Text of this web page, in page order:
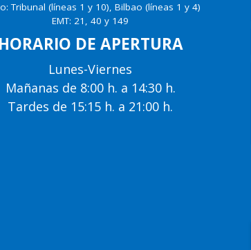
Tribunal (líneas 1 y 10), Bilbao (líneas 1 y 4)
EMT: 21, 40 y 149
HORARIO DE APERTURA
Lunes-Viernes
Mañanas de 8:00 h. a 14:30 h.
Tardes de 15:15 h. a 21:00 h.